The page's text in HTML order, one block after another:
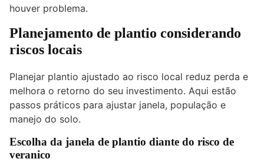
houver problema.
Planejamento de plantio considerando
riscos locais
Planejar plantio ajustado ao risco local reduz perda e
melhora o retorno do seu investimento. Aqui estão
passos práticos para ajustar janela, população e
manejo do solo.
Escolha da janela de plantio diante do risco de
veranico